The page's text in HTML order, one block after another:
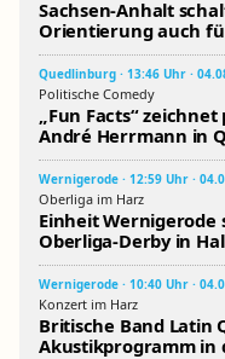
Sachsen-Anhalt
Orientierung auch
Quedlinburg · 13:46 Uhr ·
Politische Comedy
„Fun Facts“
André Herrmann in
Wernigerode · 12:59 Uhr ·
Oberliga im Harz
Einheit
Oberliga-Derby in
Wernigerode · 10:40 Uhr ·
Konzert im Harz
Britische Band
Akustikprogramm in